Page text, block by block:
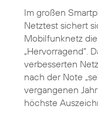
Im großen
Netztest sichert
Mobilfunknetz
„Hervorragend“.
verbesserten
nach der Note
vergangenen
höchste